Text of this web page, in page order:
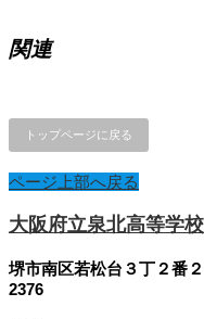
関連
トップページに戻る
ページ上部へ戻る
大阪府立泉北高等学校
堺市南区若松台３丁２番
2376